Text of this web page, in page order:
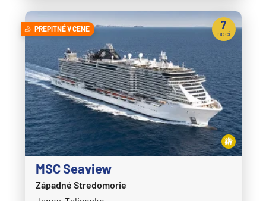
PREPITNÉ V CENE
MSC Seaview
Západné Stredomorie
7
nocí